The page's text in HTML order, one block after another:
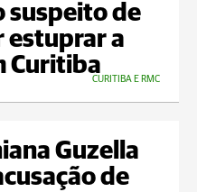
suspeito de
estuprar a
Curitiba
CURITIBA E RMC
Guzella
de